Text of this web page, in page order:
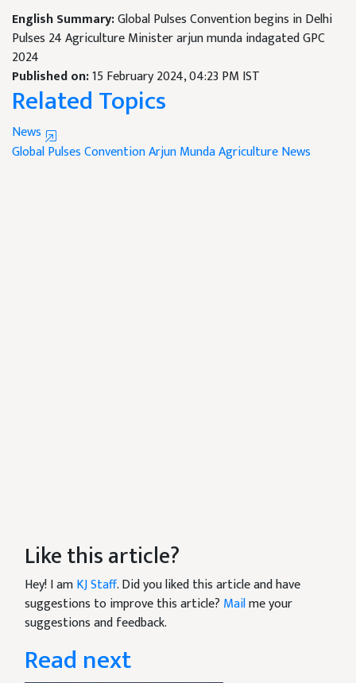
English Summary:Global Pulses Convention begins in Delhi
Pulses 24 Agriculture Minister arjun munda indagated GPC
2024
Published on:15 February 2024, 04:23 PM IST
Related Topics
News
Global Pulses ConventionArjun MundaAgriculture News
Like this article?
Hey! I amKJ Staff. Did you liked this article and have
suggestions to improve this article? Mailme your
suggestions and feedback.
Read next